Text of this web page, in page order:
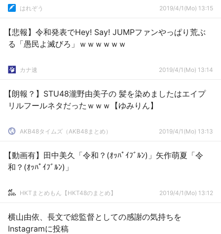
はれぞう 2019/4/1(Mo) 13:15
【悲報】令和発表でHey! Say! JUMPファンやっぱり荒ぶ
る「愚民よ滅びろ」ｗｗｗｗｗｗ
カナ速 2019/4/1(Mo) 13:14
【朗報？】STU48瀧野由美子の 髪を染めましたはエイプ
リルフールネタだったｗｗｗ【ゆみりん】
AKB48タイムズ（AKB48まとめ） 2019/4/1(Mo) 13:13
【動画有】田中美久「令和？(ｵｯﾊﾟｲﾌﾞﾙﾝ)」矢作萌夏「令
和？(ｵｯﾊﾟｲﾌﾞﾙﾝ)」
HKTまとめもん【HKT48のまとめ】 2019/4/1(Mo) 13:12
横山由依、長文で総監督としての感謝の気持ちを
Instagramに投稿